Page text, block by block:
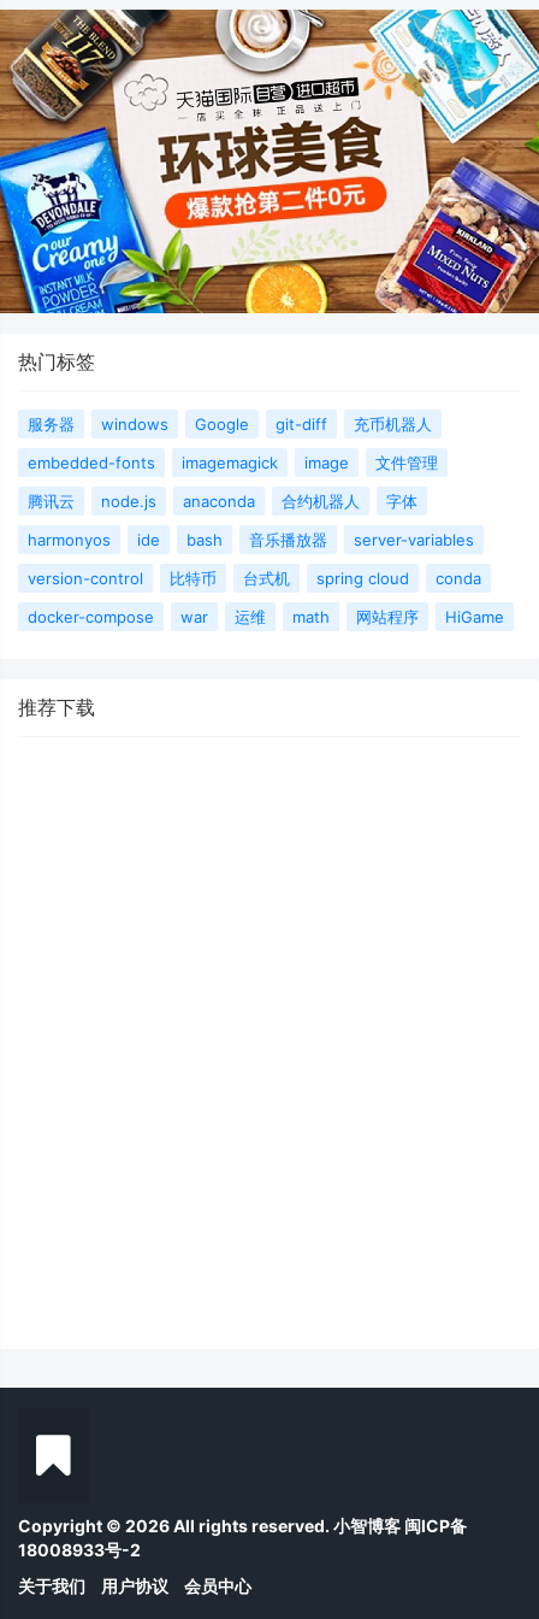
热门标签
服务器 windows Google git-diff
充币机器人
embedded-fonts
imagemagick image
文件管理
腾讯云
node.js anaconda 合约机器人
字体
harmonyos
ide bash 音乐播放器
server-variables
version-control
比特币 台式机 spring cloud
conda
docker-compose
war 运维 math 网站程序 HiGame
推荐下载
Copyright © 2026 All rights reserved. 小智博客 闽ICP备
18008933号-2
关于我们
用户协议 会员中心